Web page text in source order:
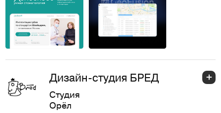
Дизайн-студия БРЕД
Студия
Орёл